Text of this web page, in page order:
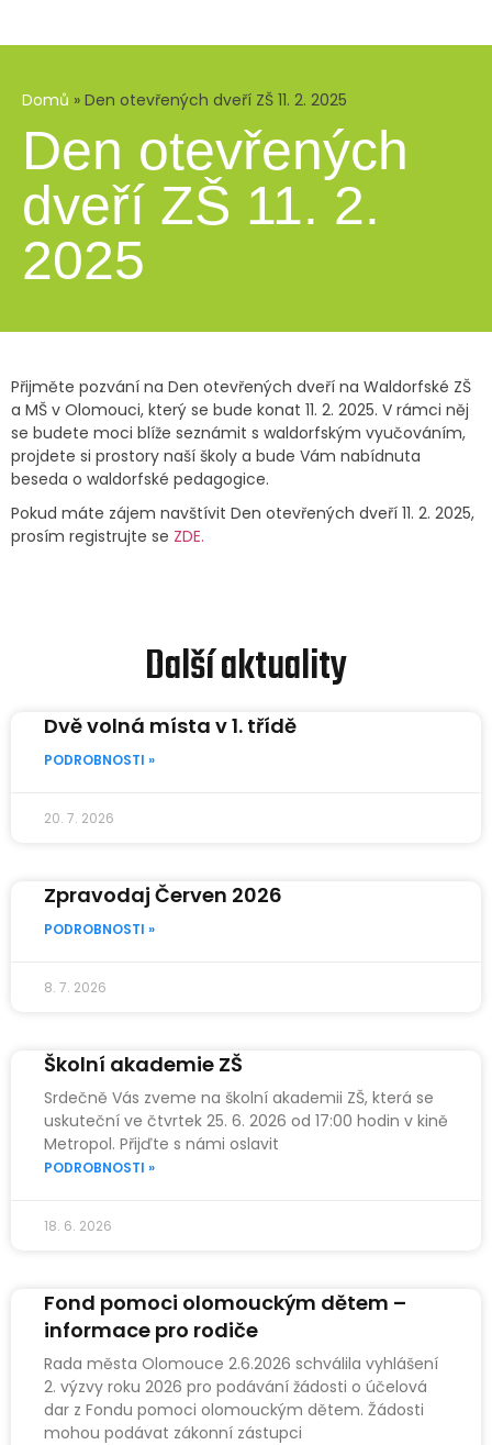
Domů » Den otevřených dveří ZŠ 11. 2. 2025
Den otevřených
dveří ZŠ 11. 2.
2025
Přijměte pozvání na Den otevřených dveří na Waldorfské ZŠ
a MŠ v Olomouci, který se bude konat 11. 2. 2025. V rámci něj
se budete moci blíže seznámit s waldorfským vyučováním,
projdete si prostory naší školy a bude Vám nabídnuta
beseda o waldorfské pedagogice.
Pokud máte zájem navštívit Den otevřených dveří 11. 2. 2025,
prosím registrujte se ZDE.
Další aktuality
Dvě volná místa v 1. třídě
PODROBNOSTI »
20. 7. 2026
Zpravodaj Červen 2026
PODROBNOSTI »
8. 7. 2026
Školní akademie ZŠ
Srdečně Vás zveme na školní akademii ZŠ, která se
uskuteční ve čtvrtek 25. 6. 2026 od 17:00 hodin v kině
Metropol. Přijďte s námi oslavit
PODROBNOSTI »
18. 6. 2026
Fond pomoci olomouckým dětem –
informace pro rodiče
Rada města Olomouce 2.6.2026 schválila vyhlášení
2. výzvy roku 2026 pro podávání žádosti o účelová
dar z Fondu pomoci olomouckým dětem. Žádosti
mohou podávat zákonní zástupci